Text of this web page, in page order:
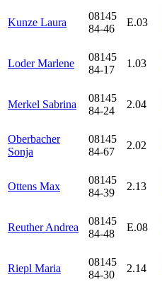
Kunze Laura
08145
84-46
E.03
Loder Marlene
08145
84-17
1.03
Merkel Sabrina
08145
84-24
2.04
Oberbacher
Sonja
08145
84-67
2.02
Ottens Max
08145
84-39
2.13
Reuther Andrea
08145
84-48
E.08
Riepl Maria
08145
84-30
2.14